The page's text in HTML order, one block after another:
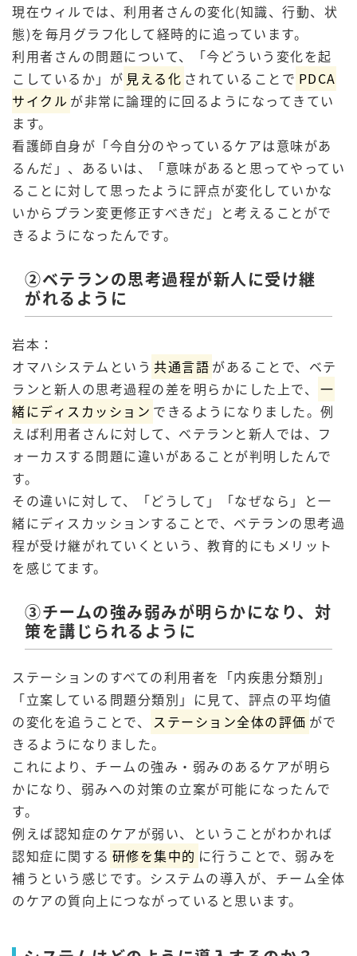
現在ウィルでは、利用者さんの変化(知識、行動、状
態)を毎月グラフ化して経時的に追っています。
利用者さんの問題について、「今どういう変化を起
こしているか」が 見える化 されていることで PDCA
サイクル が非常に論理的に回るようになってきてい
ます。
看護師自身が「今自分のやっているケアは意味があ
るんだ」、あるいは、「意味があると思ってやってい
ることに対して思ったように評点が変化していかな
いからプラン変更修正すべきだ」と考えることがで
きるようになったんです。
②ベテランの思考過程が新人に受け継
がれるように
岩本：
オマハシステムという 共通言語 があることで、ベテ
ランと新人の思考過程の差を明らかにした上で、
一
緒にディスカッション できるようになりました。例
えば利用者さんに対して、ベテランと新人では、フ
ォーカスする問題に違いがあることが判明したんで
す。
その違いに対して、「どうして」「なぜなら」と一
緒にディスカッションすることで、ベテランの思考過
程が受け継がれていくという、教育的にもメリット
を感じてます。
③チームの強み弱みが明らかになり、対
策を講じられるように
ステーションのすべての利用者を「内疾患分類別」
「立案している問題分類別」に見て、評点の平均値
の変化を追うことで、
ステーション全体の評価 がで
きるようになりました。
これにより、チームの強み・弱みのあるケアが明ら
かになり、弱みへの対策の立案が可能になったんで
す。
例えば認知症のケアが弱い、ということがわかれば
認知症に関する 研修を集中的 に行うことで、弱みを
補うという感じです。システムの導入が、チーム全体
のケアの質向上につながっていると思います。